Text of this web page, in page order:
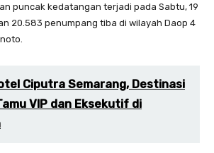
puncak kedatangan terjadi pada Sabtu, 19
20.583 penumpang tiba di wilayah Daop 4
Ciputra Semarang, Destinasi
VIP dan Eksekutif di